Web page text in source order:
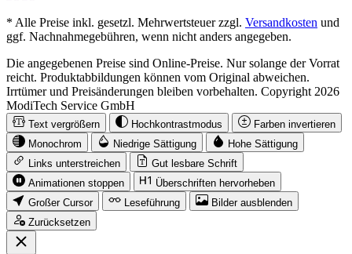
* Alle Preise inkl. gesetzl. Mehrwertsteuer zzgl. Versandkosten und
ggf. Nachnahmegebühren, wenn nicht anders angegeben.
Die angegebenen Preise sind Online-Preise. Nur solange der Vorrat
reicht. Produktabbildungen können vom Original abweichen.
Irrtümer und Preisänderungen bleiben vorbehalten. Copyright 2026
ModiTech Service GmbH
Text vergrößern Hochkontrastmodus
Farben invertieren
Monochrom
Niedrige Sättigung
Hohe Sättigung
Links unterstreichen
Gut lesbare Schrift
Animationen stoppen
Überschriften hervorheben
Großer Cursor
Leseführung
Bilder ausblenden
Zurücksetzen